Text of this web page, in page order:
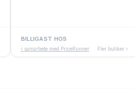
BILLIGAST HOS
i samarbete med PriceRunner Fler butiker ›